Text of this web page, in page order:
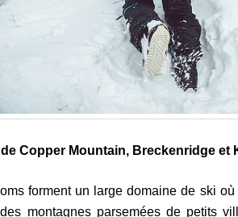
Copper Mountain, Breckenridge et
forment un large domaine de ski où
montagnes parsemées de petits